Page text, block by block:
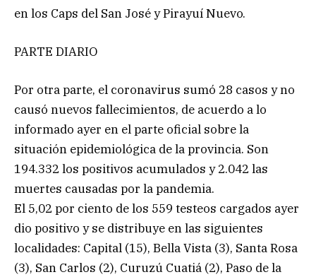
en los Caps del San José y Pirayuí Nuevo.
PARTE DIARIO
Por otra parte, el coronavirus sumó 28 casos y no
causó nuevos fallecimientos, de acuerdo a lo
informado ayer en el parte oficial sobre la
situación epidemiológica de la provincia. Son
194.332 los positivos acumulados y 2.042 las
muertes causadas por la pandemia.
El 5,02 por ciento de los 559 testeos cargados ayer
dio positivo y se distribuye en las siguientes
localidades: Capital (15), Bella Vista (3), Santa Rosa
(3), San Carlos (2), Curuzú Cuatiá (2), Paso de la